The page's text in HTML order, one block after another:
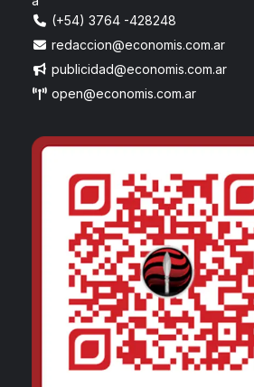
(+54) 3764 -428248
redaccion@economis.com.ar
publicidad@economis.com.ar
open@economis.com.ar